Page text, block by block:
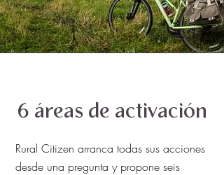
6 áreas de activación
Rural Citizen arranca todas sus acciones
desde una pregunta y propone seis